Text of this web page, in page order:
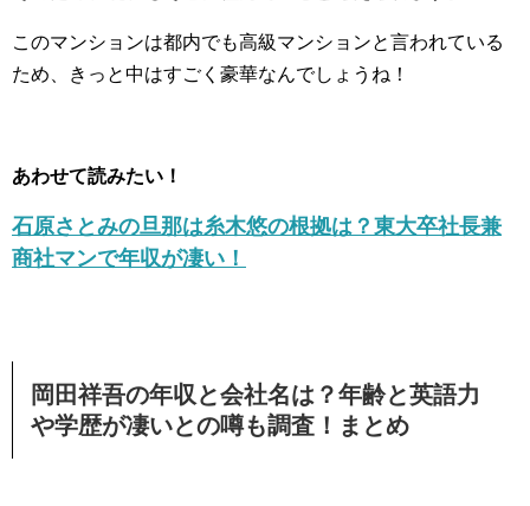
このマンションは都内でも高級マンションと言われている
ため、きっと中はすごく豪華なんでしょうね！
あわせて読みたい！
石原さとみの旦那は糸木悠の根拠は？東大卒社長兼
商社マンで年収が凄い！
岡田祥吾の年収と会社名は？年齢と英語力
や学歴が凄いとの噂も調査！まとめ